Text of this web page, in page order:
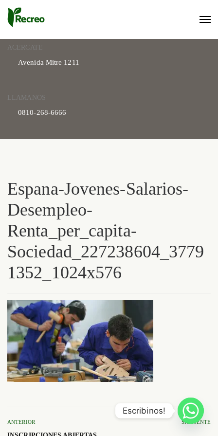
ACERCATE
Avenida Mitre 1211
LLAMANOS
0810-268-6666
Espana-Jovenes-
Salarios-Desempleo-
Renta_per_capita-
Sociedad_227238604_
37791352_1024x576
ANTERIOR SIGUIENTE
Escribinos!